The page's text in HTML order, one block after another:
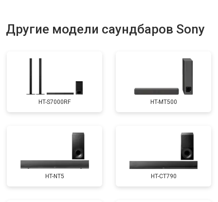
Другие модели саундбаров Sony
HT-S7000RF HT-MT500
HT-NT5 HT-CT790